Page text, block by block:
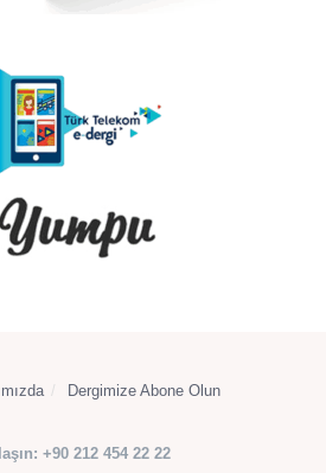
Dergimize Abone Olun
+90 212 454 22 22